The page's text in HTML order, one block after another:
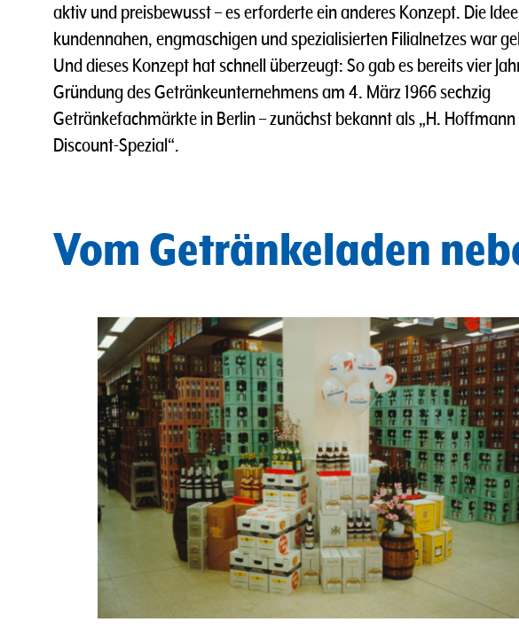
aktiv und preisbewusst – es erforderte ein anderes Konzept. Die
kundennahen, engmaschigen und spezialisierten Filialnetzes war
Und dieses Konzept hat schnell überzeugt: So gab es bereits vier
Gründung des Getränkeunternehmens am 4. März 1966 sechzig
Getränkefachmärkte in Berlin – zunächst bekannt als „H. Hoffmann
Discount-Spezial“.
Vom Getränkeladen